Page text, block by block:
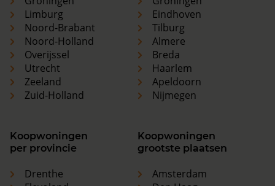
Limburg
Noord-Brabant
Noord-Holland
Overijssel
Utrecht
Zeeland
Zuid-Holland
Eindhoven
Tilburg
Almere
Breda
Haarlem
Apeldoorn
Nijmegen
Koopwoningen
per provincie
Drenthe
Koopwoningen
grootste plaatsen
Amsterdam